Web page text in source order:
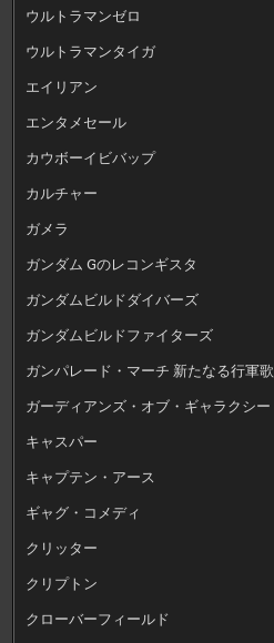
ウルトラマンゼロ
ウルトラマンタイガ
エイリアン
エンタメセール
カウボーイビバップ
カルチャー
ガメラ
ガンダム Gのレコンギスタ
ガンダムビルドダイバーズ
ガンダムビルドファイターズ
ガンパレード・マーチ 新たなる行軍歌
ガーディアンズ・オブ・ギャラクシー
キャスパー
キャプテン・アース
ギャグ・コメディ
クリッター
クリプトン
クローバーフィールド